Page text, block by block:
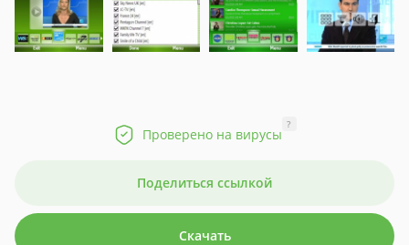
Проверено на вирусы
?
Поделиться ссылкой
Скачать